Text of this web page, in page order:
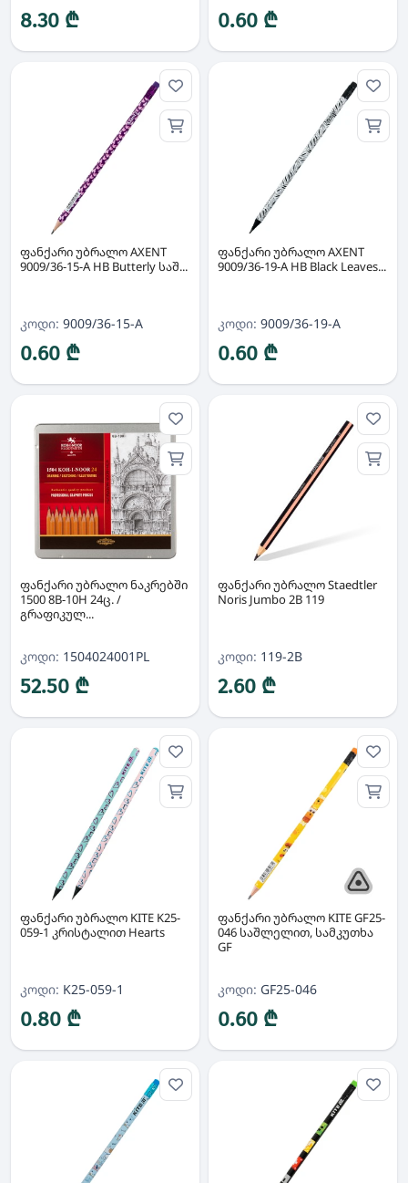
8.30 ₾ 0.60 ₾
ფანქარი უბრალო AXENT
9009/36-15-A HB Butterly საშ...
კოდი: 9009/36-15-A
0.60 ₾
ფანქარი უბრალო AXENT
9009/36-19-A HB Black Leaves...
კოდი: 9009/36-19-A
0.60 ₾
ფანქარი უბრალო ნაკრებში
1500 8B-10H 24ც. /
გრაფიკულ...
კოდი: 1504024001PL
52.50 ₾
ფანქარი უბრალო Staedtler
Noris Jumbo 2B 119
კოდი: 119-2B
2.60 ₾
ფანქარი უბრალო KITE K25-
059-1 კრისტალით Hearts
კოდი: K25-059-1
0.80 ₾
ფანქარი უბრალო KITE GF25-
046 საშლელით, სამკუთხა
GF
კოდი: GF25-046
0.60 ₾